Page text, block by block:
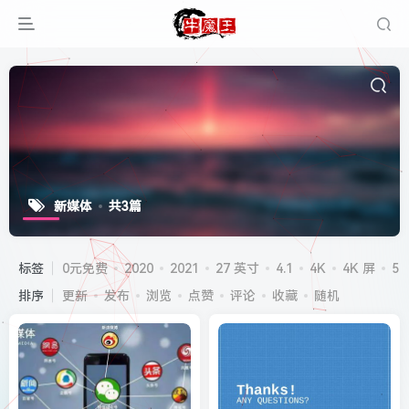
新媒体 共3篇
标签 0元免费 2020 2021 27 英寸 4.1 4K 4K 屏
5G
排序
更新 发布 浏览 点赞 评论 收藏 随机